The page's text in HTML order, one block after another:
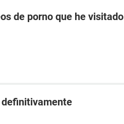
de porno que he visitado